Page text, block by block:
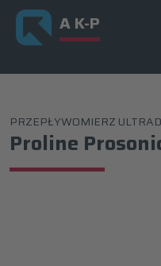
A K-P
PRZEPŁYWOMIERZ
Proline